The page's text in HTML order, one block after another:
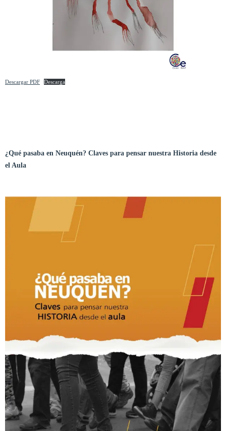
Descargar PDF Descarga
¿Qué pasaba en Neuquén? Claves para pensar nuestra Historia desde
el Aula